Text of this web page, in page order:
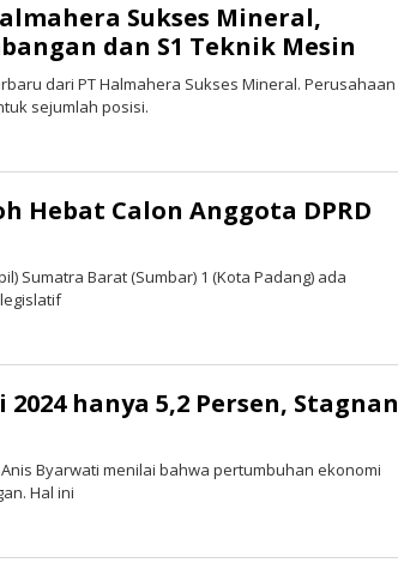
Sukses Mineral,
dan S1 Teknik Mesin
dari PT Halmahera Sukses Mineral. Perusahaan
sejumlah posisi.
Hebat Calon Anggota DPRD
Sumatra Barat (Sumbar) 1 (Kota Padang) ada
hanya 5,2 Persen, Stagnan
Anis Byarwati menilai bahwa pertumbuhan ekonomi
Hal ini